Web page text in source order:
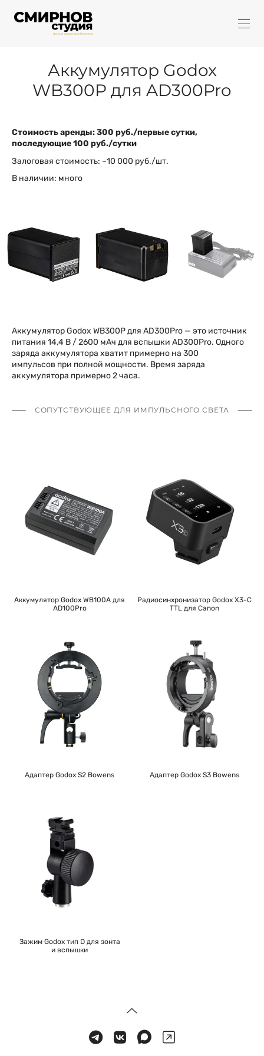
Аккумулятор Godox
WB300P для AD300Pro
Стоимость аренды: 300 руб./первые сутки,
последующие 100 руб./сутки
Залоговая стоимость: ~10 000 руб./шт.
В наличии: много
Аккумулятор Godox WB300P для AD300Pro — это источник
питания 14,4 В / 2600 мАч для вспышки AD300Pro. Одного
заряда аккумулятора хватит примерно на 300
импульсов при полной мощности. Время заряда
аккумулятора примерно 2 часа.
СОПУТСТВУЮЩЕЕ ДЛЯ ИМПУЛЬСНОГО СВЕТА
Аккумулятор Godox WB100A для
AD100Pro
Радиосинхронизатор Godox X3-C
TTL для Canon
Адаптер Godox S2 Bowens Адаптер Godox S3 Bowens
Зажим Godox тип D для зонта
и вспышки